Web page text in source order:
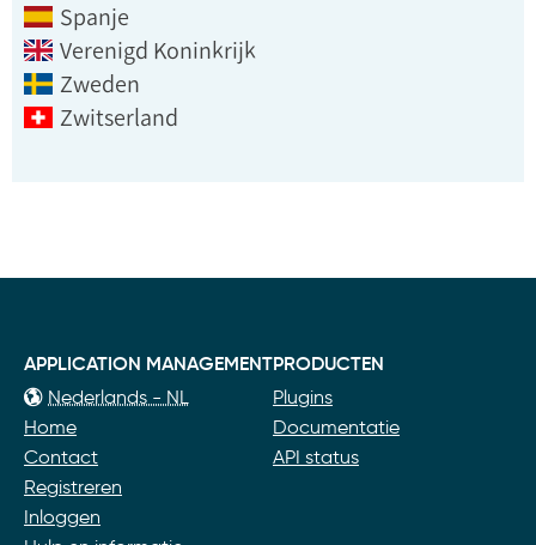
Spanje
Verenigd Koninkrijk
Zweden
Zwitserland
APPLICATION MANAGEMENT
Nederlands - NL
Home
Contact
Registreren
Inloggen
PRODUCTEN
Plugins
Documentatie
API status